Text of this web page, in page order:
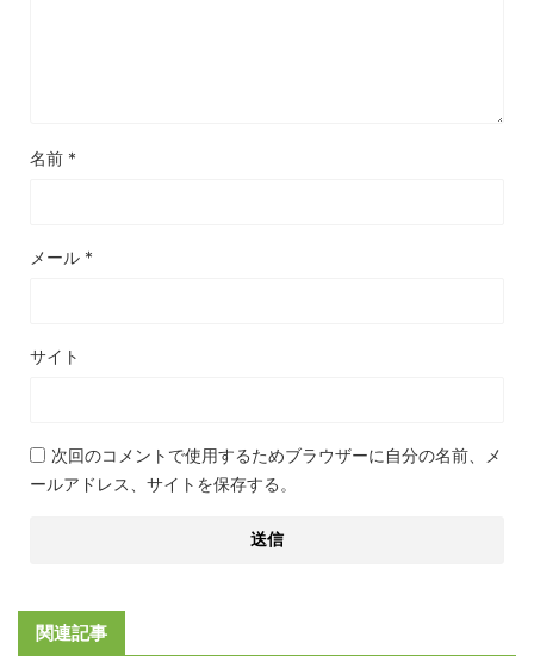
名前 *
メール *
サイト
次回のコメントで使用するためブラウザーに自分の名前、メ
ールアドレス、サイトを保存する。
関連記事